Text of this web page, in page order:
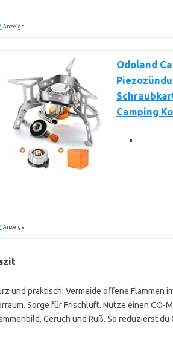
Anzeige
Odoland
Camping
Anzeige
und praktisch: Vermeide offene Flammen
Sorge für Frischluft. Nutze einen
Geruch und Ruß. So reduzierst